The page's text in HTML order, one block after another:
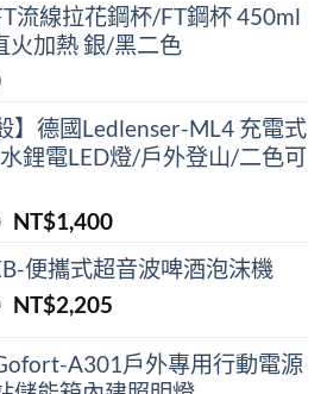
流線拉花鋼杯/FT鋼杯 450ml
火加熱 銀/黑二色
】德國Ledlenser-ML4 充電式
鋰電LED燈/戶外登山/二色可
原
價
格：
NT$1,400目
價
格：
便攜式超⾳波啤酒泡沫機
原
價
NT$2,205目
價
A301戶外專用行動電源